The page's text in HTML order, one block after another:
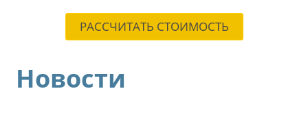
РАССЧИТАТЬ СТОИМОСТЬ
Новости